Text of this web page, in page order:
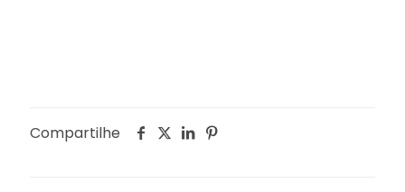
Compartilhe